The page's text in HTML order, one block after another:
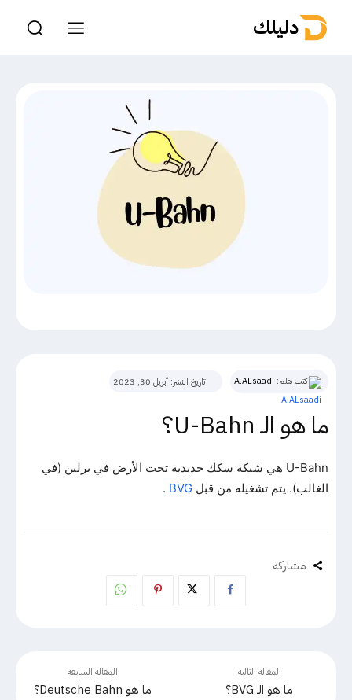
دليلك
كتب بقلم: A.ALsaadi تاريخ النشر: أبريل 30, 2023
ما هو الـ U-Bahn؟
U-Bahn هي شبكة سكك حديدية تحت الأرض في برلين (في
الغالب). يتم تشغيله من قبل BVG
.
مشاركة
المقالة السابقة
ما هو Deutsche Bahn؟
المقالة التالية
ما هو الـ BVG؟